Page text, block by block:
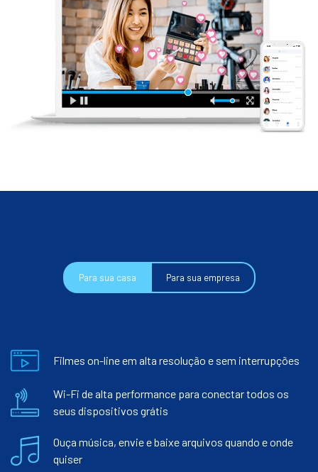
Para sua casa Para sua empresa
Filmes on-line em alta resolução e sem interrupções
Wi-Fi de alta performance para conectar todos os
seus dispositivos grátis
Ouça música, envie e baixe arquivos quando e onde
quiser